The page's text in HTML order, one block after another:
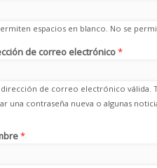
espacios en blanco. No se
de correo electrónico*
dirección de correo electrónico válida.
una contraseña nueva o algunas
*